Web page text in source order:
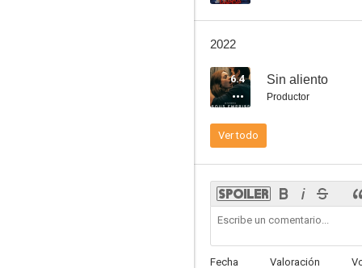
7.2
2022
6.4 Sin aliento
Productor
Ver todo
Fecha Valoración